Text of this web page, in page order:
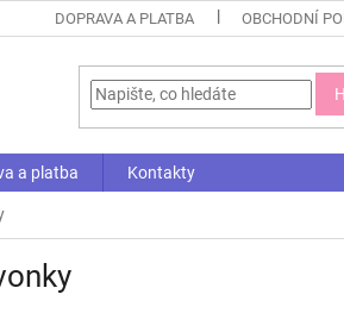
DOPRAVA A PLATBA OBCHODNÍ
a platba Kontakty